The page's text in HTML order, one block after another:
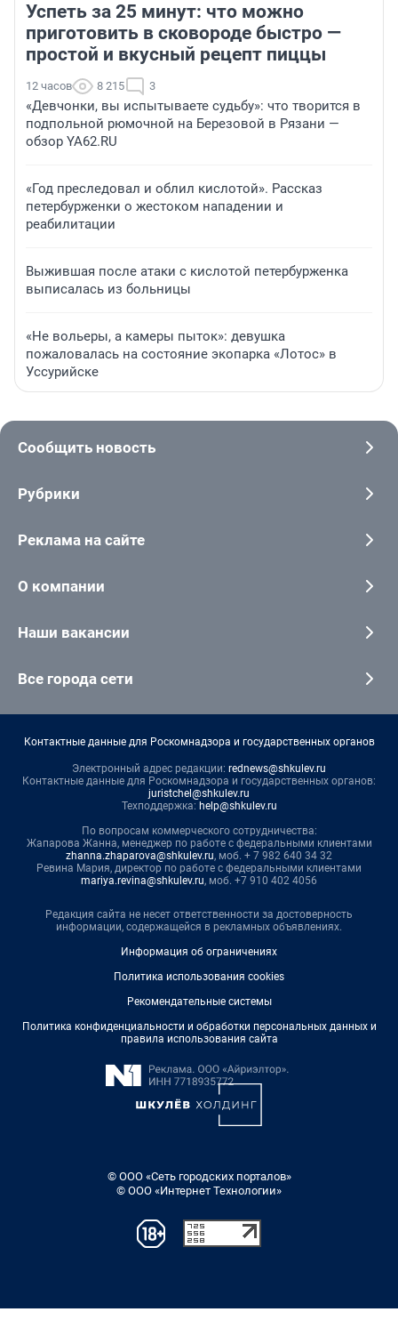
Успеть за 25 минут: что можно
приготовить в сковороде быстро —
простой и вкусный рецепт пиццы
12 часов 8 215 3
«Девчонки, вы испытываете судьбу»: что творится в
подпольной рюмочной на Березовой в Рязани —
обзор YA62.RU
«Год преследовал и облил кислотой». Рассказ
петербурженки о жестоком нападении и
реабилитации
Выжившая после атаки с кислотой петербурженка
выписалась из больницы
«Не вольеры, а камеры пыток»: девушка
пожаловалась на состояние экопарка «Лотос» в
Уссурийске
Сообщить новость
Рубрики
Реклама на сайте
О компании
Наши вакансии
Все города сети
Контактные данные для Роскомнадзора и государственных органов
Электронный адрес редакции: rednews@shkulev.ru
Контактные данные для Роскомнадзора и государственных органов:
juristchel@shkulev.ru
Техподдержка: help@shkulev.ru
По вопросам коммерческого сотрудничества:
Жапарова Жанна, менеджер по работе с федеральными клиентами
zhanna.zhaparova@shkulev.ru, моб. + 7 982 640 34 32
Ревина Мария, директор по работе с федеральными клиентами
mariya.revina@shkulev.ru, моб. +7 910 402 4056
Редакция сайта не несет ответственности за достоверность
информации, содержащейся в рекламных объявлениях.
Информация об ограничениях
Политика использования cookies
Рекомендательные системы
Политика конфиденциальности и обработки персональных данных и
правила использования сайта
© ООО «Сеть городских порталов»
© ООО «Интернет Технологии»